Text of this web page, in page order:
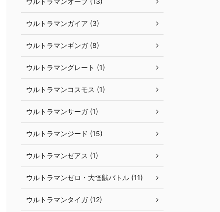
ウルトラマンガイア (3)
ウルトラマンギンガ (8)
ウルトラマングレート (1)
ウルトラマンコスモス (1)
ウルトラマンサーガ (1)
ウルトラマンジード (15)
ウルトラマンゼアス (1)
ウルトラマンゼロ・大怪獣バトル (11)
ウルトラマンタイガ (12)